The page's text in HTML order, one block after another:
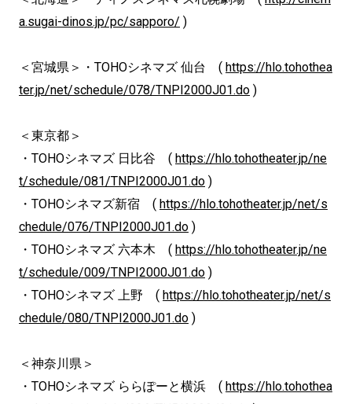
a.sugai-dinos.jp/pc/sapporo/ )
＜宮城県＞・TOHOシネマズ 仙台 ( https://hlo.tohothea
ter.jp/net/schedule/078/TNPI2000J01.do )
＜東京都＞
・TOHOシネマズ 日比谷 ( https://hlo.tohotheater.jp/ne
t/schedule/081/TNPI2000J01.do )
・TOHOシネマズ新宿 ( https://hlo.tohotheater.jp/net/s
chedule/076/TNPI2000J01.do )
・TOHOシネマズ 六本木 ( https://hlo.tohotheater.jp/ne
t/schedule/009/TNPI2000J01.do )
・TOHOシネマズ 上野 ( https://hlo.tohotheater.jp/net/s
chedule/080/TNPI2000J01.do )
＜神奈川県＞
・TOHOシネマズ ららぽーと横浜 ( https://hlo.tohothea